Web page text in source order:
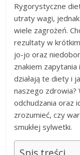
Rygorystyczne
utraty wagi,
wiele zagrożeń.
rezultaty w
jo-jo oraz
znakiem zapytania
działają te diety i
naszego
odchudzania oraz
zrozumieć, czy
smukłej sylwetki.